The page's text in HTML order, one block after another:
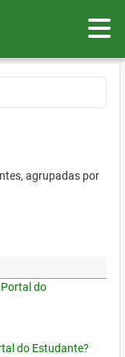
agrupadas por
do
do Estudante?